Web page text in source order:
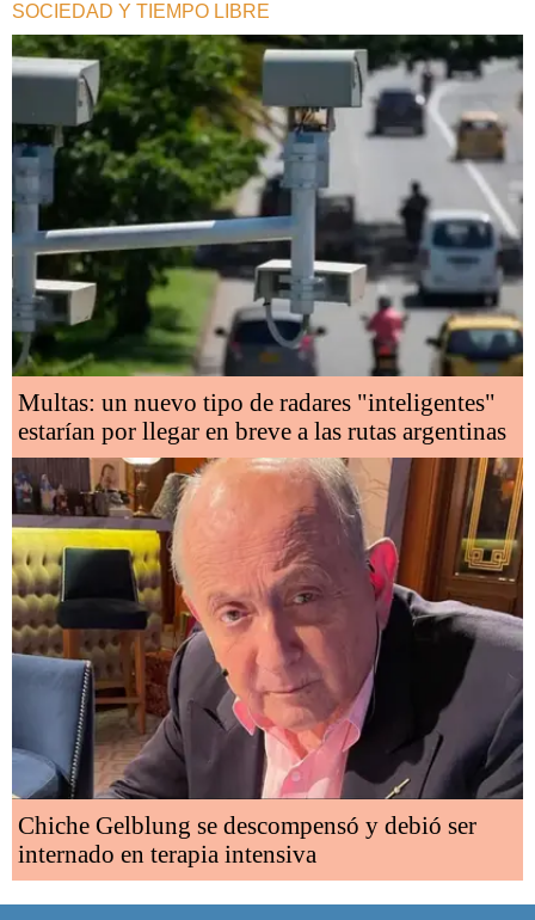
SOCIEDAD Y TIEMPO LIBRE
Multas: un nuevo tipo de radares "inteligentes"
estarían por llegar en breve a las rutas argentinas
Chiche Gelblung se descompensó y debió ser
internado en terapia intensiva